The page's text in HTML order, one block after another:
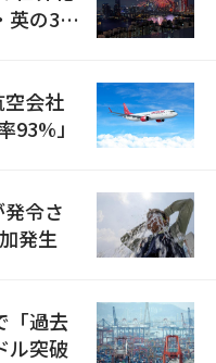
英の3カ
会社
93%」
令さ
発生
「過去
ル突破